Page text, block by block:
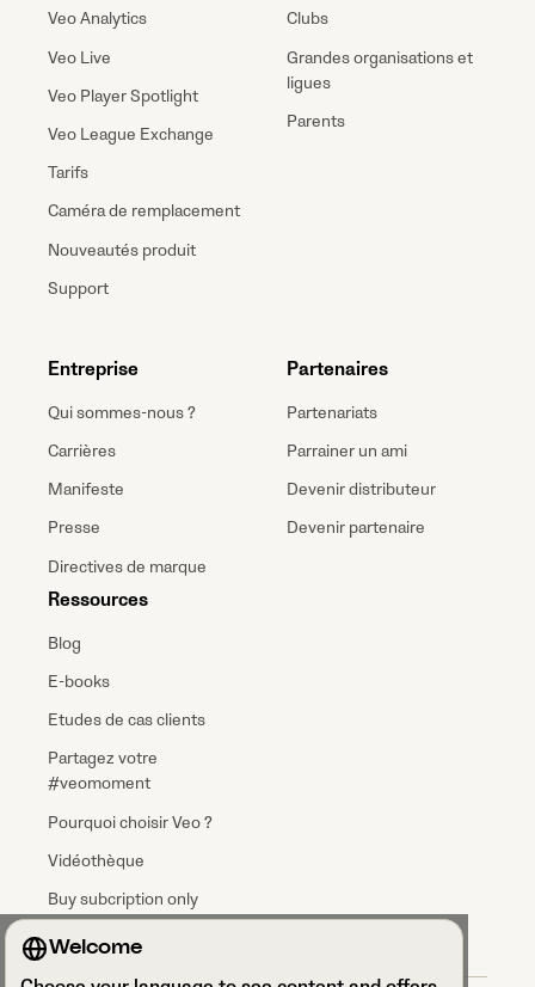
Welcome
Veo Analytics
Veo Live
Veo Player Spotlight
Veo League Exchange
Tarifs
Caméra de remplacement
Nouveautés produit
Support
Clubs
Grandes organisations et
ligues
Parents
Entreprise
Qui sommes-nous ?
Carrières
Manifeste
Presse
Directives de marque
Ressources
Blog
E-books
Etudes de cas clients
Partagez votre
#veomoment
Pourquoi choisir Veo ?
Vidéothèque
Buy subcription only
Partenaires
Partenariats
Parrainer un ami
Devenir distributeur
Devenir partenaire